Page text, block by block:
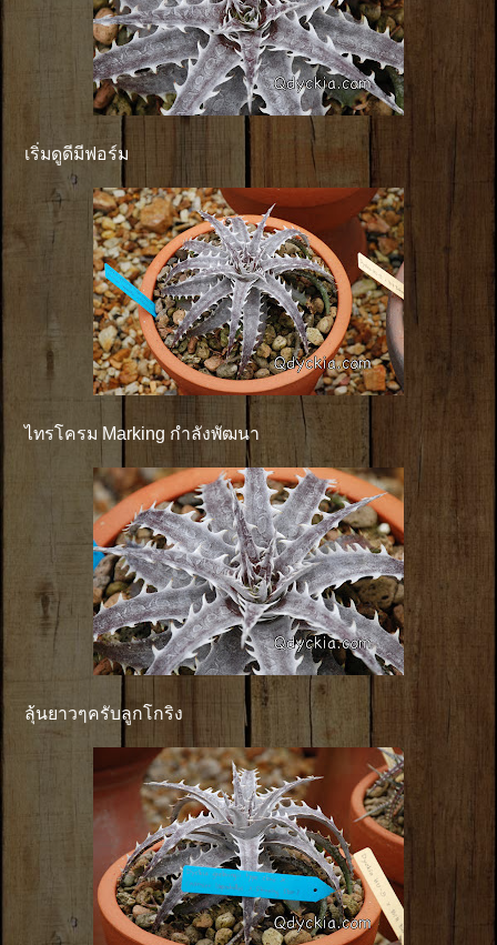
เริ่มดูดีมีฟอร์ม
ไทรโครม Marking กำลังพัฒนา
ลุ้นยาวๆครับลูกโกริง